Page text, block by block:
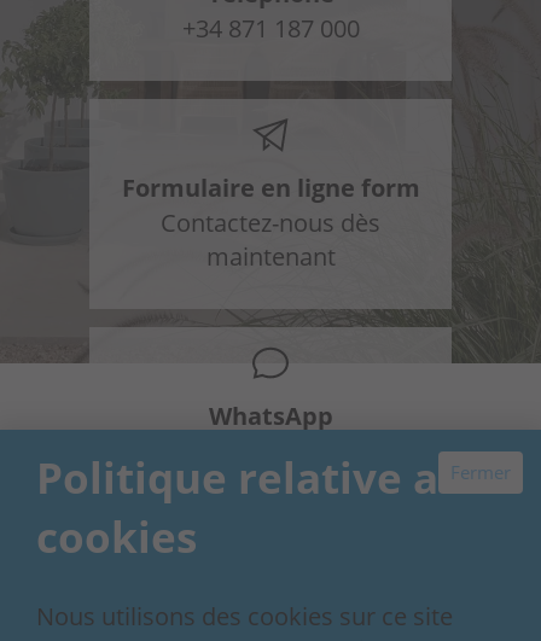
Fermer
Politique relative aux
cookies
Nous utilisons des cookies sur ce site
+34 871 187 000
Formulaire en ligne form
Contactez-nous dès
maintenant
WhatsApp
Our 30+ year story